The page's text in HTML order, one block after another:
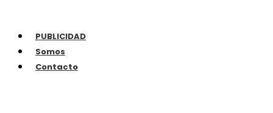
PUBLICIDAD
Somos
Contacto